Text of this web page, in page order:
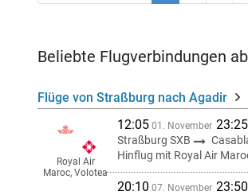
Beliebte Flugverbindungen
Flüge von Straßburg nach Agadir
12:05 01. November 23:25
Straßburg SXB
Hinflug mit Royal Air
20:10 07. November 23:50
Royal Air
Maroc, Volotea